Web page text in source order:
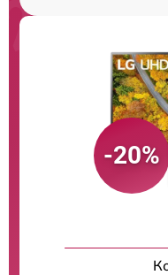
-20%